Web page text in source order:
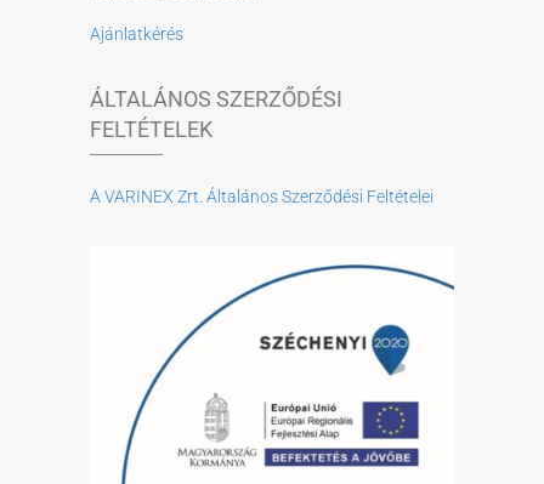
Ajánlatkérés
ÁLTALÁNOS SZERZŐDÉSI
FELTÉTELEK
A VARINEX Zrt. Általános Szerződési Feltételei